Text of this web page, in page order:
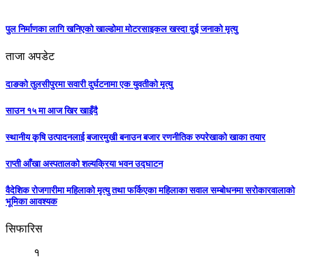
पुल निर्माणका लागि खनिएको खाल्डोमा मोटरसाइकल खस्दा दुई जनाको मृत्यु
ताजा अपडेट
दाङको तुलसीपुरमा सवारी दुर्घटनामा एक युवतीको मृत्यु
साउन १५ मा आज खिर खाइँदै
स्थानीय कृषि उत्पादनलाई बजारमुखी बनाउन बजार रणनीतिक रुपरेखाको खाका तयार
राप्ती आँखा अस्पतालको शल्यक्रिया भवन उद्घाटन
वैदेशिक रोजगारीमा महिलाको मृत्यु तथा फर्किएका महिलाका सवाल सम्बोधनमा सरोकारवालाको
भूमिका आवश्यक
सिफारिस
१